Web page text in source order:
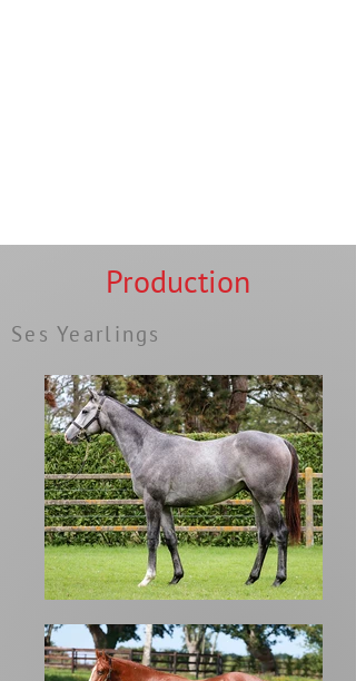
Production
Ses Yearlings